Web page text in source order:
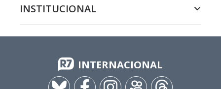
INSTITUCIONAL
INTERNACIONAL